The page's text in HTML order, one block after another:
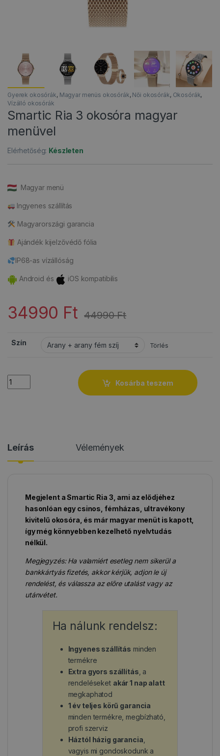
Gyerek okosórák, Magyar menüs okosórák, Női okosórák, Okosórák,
Vízálló okosórák
Smartic Ria 3 okosóra magyar
menüvel
Elérhetőség: Készleten
Magyar menü
Ingyenes szállítás
Magyarországi garancia
Ajándék kijelzővédő fólia
IP68-as vízállóság
Android és iOS kompatibilis
34990 Ft 44990Ft
Szín Törlés
Quantity
Kosárba teszem
Leírás Vélemények
Megjelent a Smartic Ria 3, ami az elődjéhez
hasonlóan egy csinos, fémházas, ultravékony
kivitelű okosóra, és már magyar menüt is kapott,
így még könnyebben kezelhető nyelvtudás
nélkül.
Megjegyzés: Ha valamiért esetleg nem sikerül a
bankkártyás fizetés, akkor kérjük, adjon le új
rendelést, és válassza az előre utalást vagy az
utánvétet.
Ha nálunk rendelsz:
Ingyenes szállítás minden
termékre
Extra gyors szállítás , a
rendeléseket akár 1 nap alatt
megkaphatod
1 év teljes körű garancia
minden termékre, megbízható,
profi szerviz
Háztól házig garancia
vagyis mi gondoskodunk a